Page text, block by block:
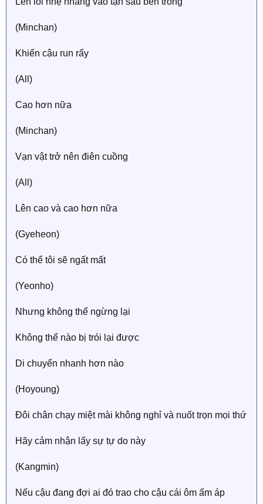
(Minchan)
Khiến cậu run rẩy
(All)
Cao hơn nữa
(Minchan)
Vạn vật trở nên điên cuồng
(All)
Lên cao và cao hơn nữa
(Gyeheon)
Có thể tôi sẽ ngất mất
(Yeonho)
Nhưng không thể ngừng lại
Không thể nào bị trói lại được
Di chuyển nhanh hơn nào
(Hoyoung)
Đôi chân chạy miệt mài không nghỉ và nuốt trọn mọi thứ
Hãy cảm nhận lấy sự tự do này
(Kangmin)
Nếu cậu đang đợi ai đó trao cho cậu cái ôm ấm áp